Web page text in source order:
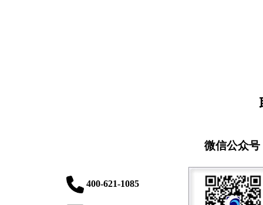
微信公众号
400-621-1085